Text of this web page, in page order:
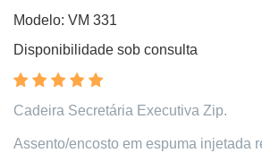
Modelo: VM 331
Disponibilidade sob consulta
Cadeira Secretária Executiva Zip.
Assento/encosto em espuma injetada